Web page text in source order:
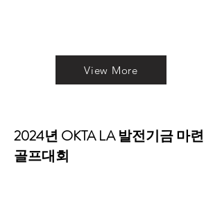
View More
2024년 OKTA LA 발전기금 마련
골프대회